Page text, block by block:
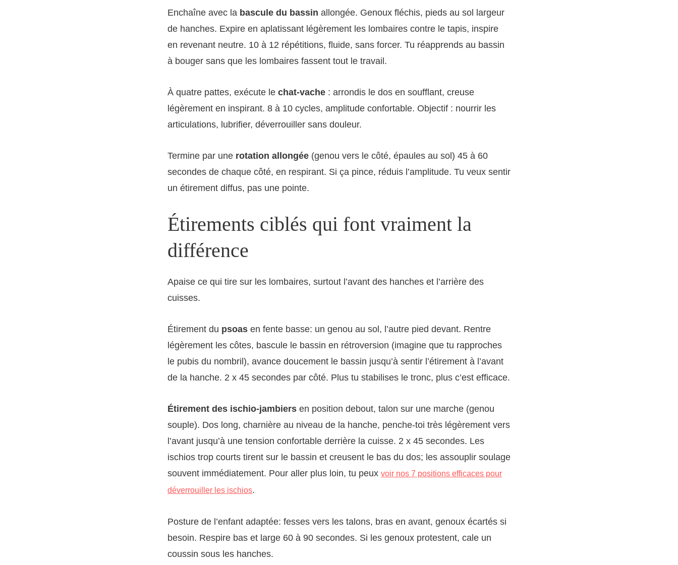
Enchaîne avec la bascule du bassin allongée. Genoux fléchis, pieds au sol largeur
de hanches. Expire en aplatissant légèrement les lombaires contre le tapis, inspire
en revenant neutre. 10 à 12 répétitions, fluide, sans forcer. Tu réapprends au bassin
à bouger sans que les lombaires fassent tout le travail.
À quatre pattes, exécute le chat-vache : arrondis le dos en soufflant, creuse
légèrement en inspirant. 8 à 10 cycles, amplitude confortable. Objectif : nourrir les
articulations, lubrifier, déverrouiller sans douleur.
Termine par une rotation allongée (genou vers le côté, épaules au sol) 45 à 60
secondes de chaque côté, en respirant. Si ça pince, réduis l’amplitude. Tu veux sentir
un étirement diffus, pas une pointe.
Étirements ciblés qui font vraiment la
différence
Apaise ce qui tire sur les lombaires, surtout l’avant des hanches et l’arrière des
cuisses.
Étirement du psoas en fente basse: un genou au sol, l’autre pied devant. Rentre
légèrement les côtes, bascule le bassin en rétroversion (imagine que tu rapproches
le pubis du nombril), avance doucement le bassin jusqu’à sentir l’étirement à l’avant
de la hanche. 2 x 45 secondes par côté. Plus tu stabilises le tronc, plus c’est efficace.
Étirement des ischio-jambiers en position debout, talon sur une marche (genou
souple). Dos long, charnière au niveau de la hanche, penche-toi très légèrement vers
l’avant jusqu’à une tension confortable derrière la cuisse. 2 x 45 secondes. Les
ischios trop courts tirent sur le bassin et creusent le bas du dos; les assouplir soulage
souvent immédiatement. Pour aller plus loin, tu peux voir nos 7 positions efficaces pour
déverrouiller les ischios.
Posture de l’enfant adaptée: fesses vers les talons, bras en avant, genoux écartés si
besoin. Respire bas et large 60 à 90 secondes. Si les genoux protestent, cale un
coussin sous les hanches.